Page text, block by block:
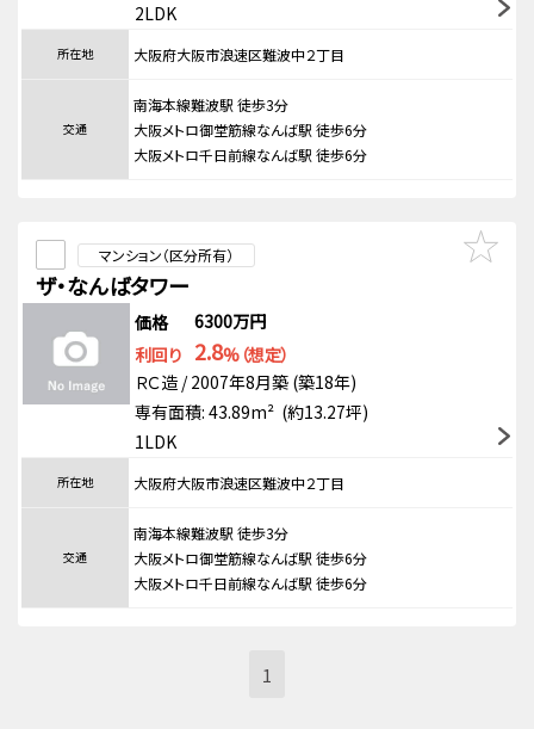
2LDK
所在地 大阪府大阪市浪速区難波中２丁目
交通
南海本線難波駅 徒歩3分
大阪メトロ御堂筋線なんば駅 徒歩6分
大阪メトロ千日前線なんば駅 徒歩6分
マンション（区分所有）
ザ・なんばタワー
価格
6300万円
利回り 2.8%（想定）
ＲＣ造 / 2007年8月築 (築18年)
専有面積: 43.89m² (約13.27坪)
1LDK
所在地 大阪府大阪市浪速区難波中２丁目
交通
南海本線難波駅 徒歩3分
大阪メトロ御堂筋線なんば駅 徒歩6分
大阪メトロ千日前線なんば駅 徒歩6分
1